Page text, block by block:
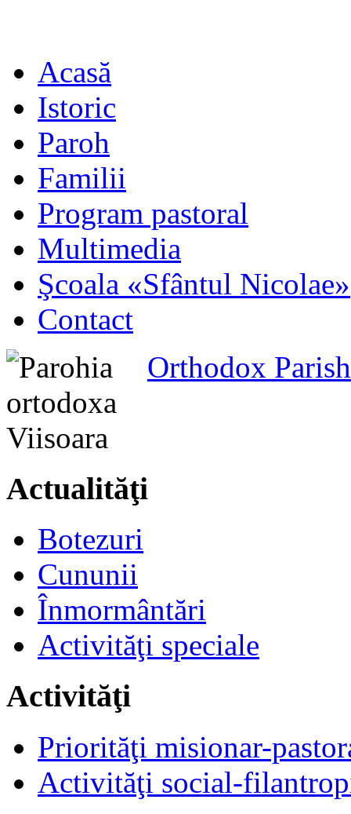
Acasă
Istoric
Paroh
Familii
Program pastoral
Multimedia
Şcoala «Sfântul Nicolae»
Contact
Orthodox
Actualităţi
Botezuri
Cununii
Înmormântări
Activităţi speciale
Activităţi
Priorităţi misionar-
Activităţi social-